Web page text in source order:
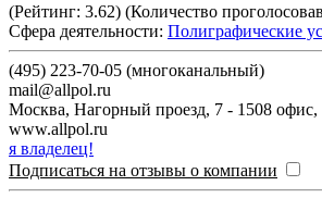
(Рейтинг: 3.62) (Количество
Сфера деятельности: Полиграфические
(495) 223-70-05 (многоканальный)
mail@allpol.ru
Москва, Нагорный проезд, 7 - 1508 офис,
www.allpol.ru
я владелец!
Подписаться на отзывы о компании